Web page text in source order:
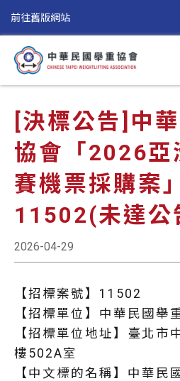
前往舊版網站
[決標公告]中
協會「2026亞
賽機票採購案
11502(未達公
2026-04-29
【招標案號】11502
【招標單位】中華民國舉
【招標單位地址】臺北市
樓502A室
【中文標的名稱】中華民